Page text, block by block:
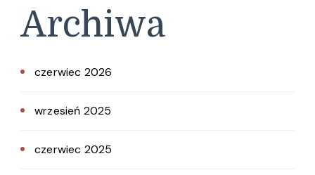
Archiwa
czerwiec 2026
wrzesień 2025
czerwiec 2025